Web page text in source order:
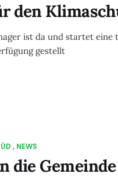
den
ist da und startet
gestellt
NEWS
die Gemeinde